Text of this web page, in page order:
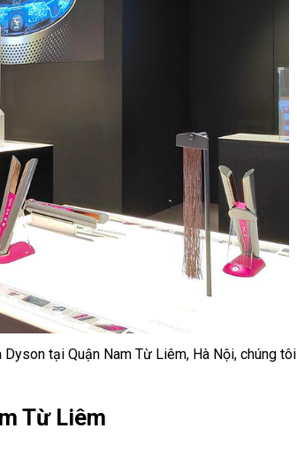
tại Quận Nam Từ Liêm, Hà Nội, chúng tôi
Từ Liêm